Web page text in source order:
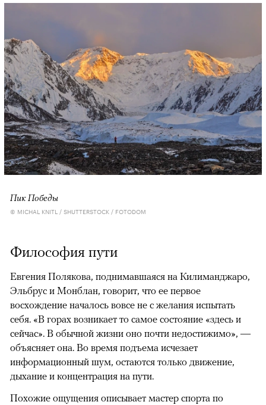
Пик Победы
© MICHAL KNITL / SHUTTERSTOCK / FOTODOM
Философия пути
Евгения Полякова, поднимавшаяся на Килиманджаро,
Эльбрус и Монблан, говорит, что ее первое
восхождение началось вовсе не с желания испытать
себя. «В горах возникает то самое состояние «здесь и
сейчас». В обычной жизни оно почти недостижимо», —
объясняет она. Во время подъема исчезает
информационный шум, остаются только движение,
дыхание и концентрация на пути.
Похожие ощущения описывает мастер спорта по